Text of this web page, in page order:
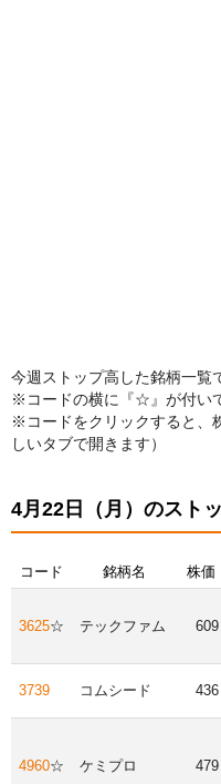
今週ストップ高した銘柄一覧
※コードの横に『☆』が付い
※コードをクリックすると、
しいタブで開きます）
4月22日（月）のスト
コード 銘柄名 株価
3625☆ テックファム 609
3739 コムシード 436
4960☆ ケミプロ 479